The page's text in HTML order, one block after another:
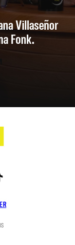
Villaseñor
Fonk.